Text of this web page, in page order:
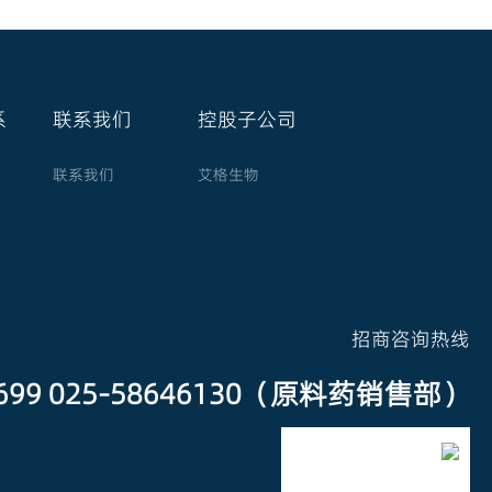
联系我们
联系我们
控股子公司
艾格生物
招商咨询热线
025-58646130（原料药销售部）